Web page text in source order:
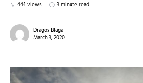
444 views 3 minute read
Dragos Blaga
March 3, 2020